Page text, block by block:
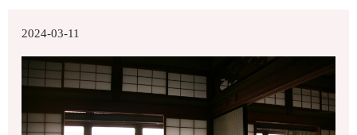
2024-03-11